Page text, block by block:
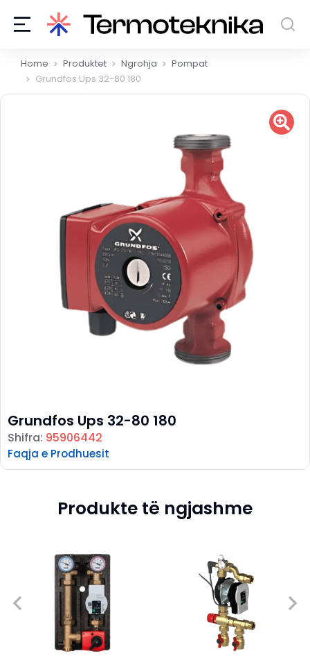
You are here:
Home Produktet Ngrohja
Pompat
Grundfos Ups 32-80 180
Grundfos Ups 32-80 180
Shifra: 95906442
Faqja e Prodhuesit
Produkte të ngjashme